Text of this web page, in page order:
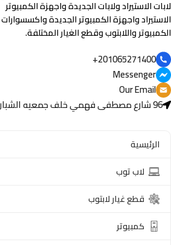
لابات الاستيراد ولابات الجديدة واجهزة الكمبيوتر
الاستيراد واجهزة الكمبيوتر الجديدة واكسسوارات
الكمبيوتر واللابتوب وقطع الغيار المختلفة.
201065271400+
Messenger
Our Email
96 شارع مصطفى فهمي خلف جمعيه الشبان المسلمين - المنيا
الرئيسية
لاب توب
قطع غيار لابتوب
كمبيوتر